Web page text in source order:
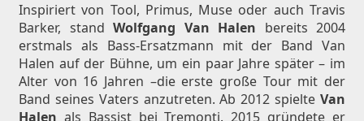
Inspiriert von Tool, Primus, Muse oder auch Travis
Barker, stand Wolfgang Van Halen bereits 2004
erstmals als Bass-Ersatzmann mit der Band Van
Halen auf der Bühne, um ein paar Jahre später – im
Alter von 16 Jahren –die erste große Tour mit der
Band seines Vaters anzutreten. Ab 2012 spielte Van
Halen als Bassist bei Tremonti. 2015 gründete er